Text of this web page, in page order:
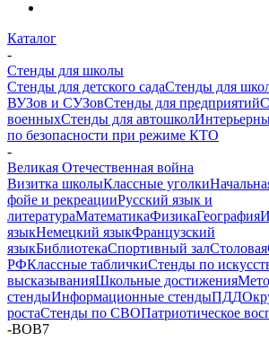
Каталог
-
Стенды для школы
Стенды для детского садаСтенды для
ВУЗов и СУЗовСтенды для предприятий
военныхСтенды для автошкол
по безопасности при режиме КТО
-
Великая Отечественная война
Визитка школыКлассные уголки
фойе и рекреацииРусский язык и
литератураМатематикаФизикаГеография
языкНемецкий языкФранцузский
языкБиблиотекаСпортивный залСтоловая
РФКлассные табличкиСтенды по
высказыванияШкольные достижения
стендыИнформационные стендыПДД
ростаСтенды по СВОПатриотическое
-ВОВ7